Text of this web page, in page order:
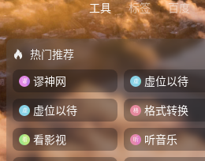
工具 标签 百度
热门推荐
谬神网
虚位以待
虚位以待 格式转换
看影视 听音乐